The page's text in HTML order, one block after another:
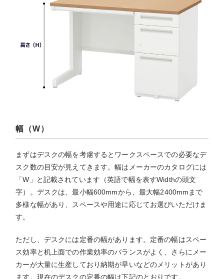
幅（W）
まずはデスクの幅を考慮するとワークスペースでの必要なデ
スク数の目安が見えてきます。幅はメーカーのカタログには
「W」と記載されています（英語で幅を表すWidthの頭文
字）。デスクは、最小幅600mmから、最大幅2400mmまで
多様な幅があり、スペースや用途に応じてお選びいただけま
す。
ただし、デスクには定番の幅があります。定番の幅はスペー
ス効率と机上面での作業効率のバランスがよく、さらにメー
カーが大量に生産しており納期が早いなどのメリットがあり
ます。現在のデスクの定番の幅は下記のとおりです。